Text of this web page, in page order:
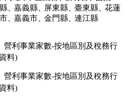
、嘉義縣、屏東縣、臺東縣、花蓮
、嘉義市、金門縣、連江縣
營利事業家數-按地區別及稅務行
料)
營利事業家數-按地區別及稅務行
料)